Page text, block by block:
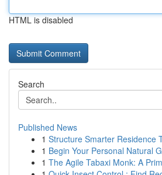
HTML is disabled
Search
Published News
1 Structure Smarter Residence
1 Begin Your Personal Natural
1 The Agile Tabaxi Monk: A